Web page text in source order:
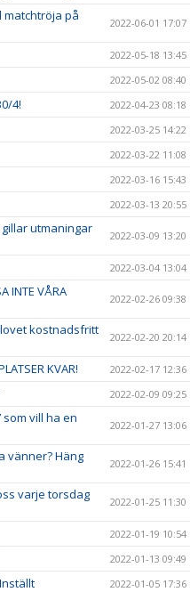
matchtröja på
2022-06-01 17:07
2022-05-18 13:45
2022-05-02 08:40
4! 2022-04-23 08:18
2022-03-25 14:22
2022-03-22 11:08
2022-03-16 15:43
2022-03-13 20:55
utmaningar
2022-03-09 13:20
2022-03-04 13:04
INTE VÅRA
2022-02-26 09:38
kostnadsfritt
2022-02-20 20:14
KVAR! 2022-02-17 12:36
2022-02-09 09:25
vill ha en
2022-01-27 13:06
vänner? Häng
2022-01-26 15:41
varje torsdag
2022-01-25 11:30
2022-01-19 10:54
2022-01-13 09:49
2022-01-05 17:36